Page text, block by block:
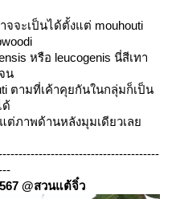
จะเป็นได้ตั้งแต่ mouhouti
หรือ leucogenis นี่สีเทา
น
ตามที่เค้าคุยกันในกลุ่มก็เป็น
ด้
ต่ภาพด้านหลังมุมเดียวเล
@สวนแต้จิ๋ว